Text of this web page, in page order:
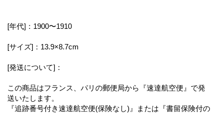
[年代]：1900〜1910
[サイズ]：13.9×8.7cm
[発送について]：
この商品はフランス、パリの郵便局から『速達航空便』で発
送いたします。
『追跡番号付き速達航空便(保険なし)』または『書留保険付の